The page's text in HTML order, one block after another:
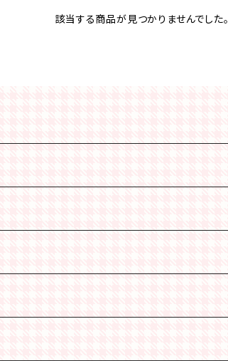
該当する商品が見つかりませんでした。